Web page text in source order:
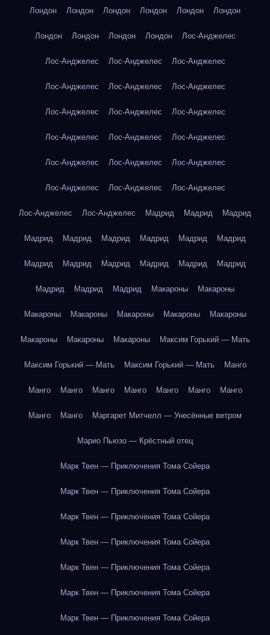
Лондон Лондон Лондон Лондон Лондон Лондон
Лондон Лондон Лондон Лондон Лос-Анджелес
Лос-Анджелес Лос-Анджелес Лос-Анджелес
Лос-Анджелес Лос-Анджелес Лос-Анджелес
Лос-Анджелес Лос-Анджелес Лос-Анджелес
Лос-Анджелес Лос-Анджелес Лос-Анджелес
Лос-Анджелес Лос-Анджелес Лос-Анджелес
Лос-Анджелес Лос-Анджелес Лос-Анджелес
Лос-Анджелес Лос-Анджелес Мадрид Мадрид Мадрид
Мадрид Мадрид Мадрид Мадрид Мадрид Мадрид
Мадрид Мадрид Мадрид Мадрид Мадрид Мадрид
Мадрид Мадрид Мадрид Макароны Макароны
Макароны Макароны Макароны Макароны Макароны
Макароны Макароны Макароны Максим Горький — Мать
Максим Горький — Мать Максим Горький — Мать Манго
Манго Манго Манго Манго Манго Манго Манго
Манго Манго Маргарет Митчелл — Унесённые ветром
Марио Пьюзо — Крёстный отец
Марк Твен — Приключения Тома Сойера
Марк Твен — Приключения Тома Сойера
Марк Твен — Приключения Тома Сойера
Марк Твен — Приключения Тома Сойера
Марк Твен — Приключения Тома Сойера
Марк Твен — Приключения Тома Сойера
Марк Твен — Приключения Тома Сойера